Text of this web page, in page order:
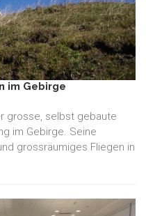
im Gebirge
grosse, selbst gebaute
im Gebirge. Seine
grossräumiges Fliegen in